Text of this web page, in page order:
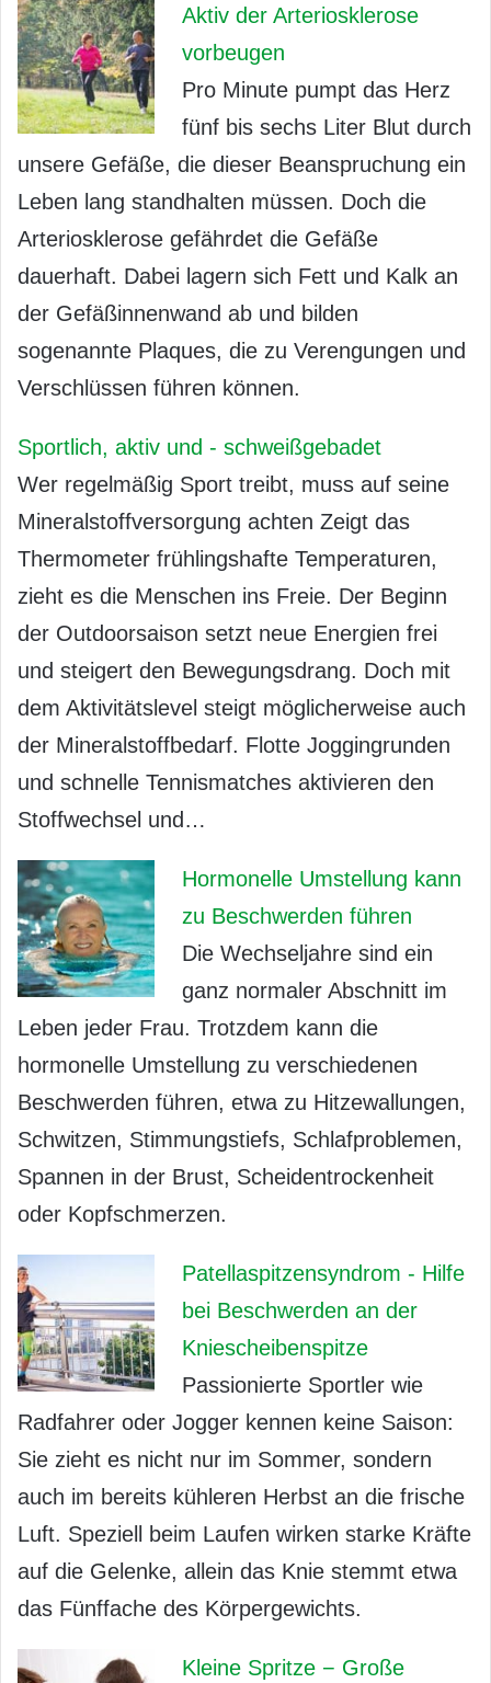
Aktiv der Arteriosklerose
vorbeugen
Pro Minute pumpt das Herz
fünf bis sechs Liter Blut durch
unsere Gefäße, die dieser Beanspruchung ein
Leben lang standhalten müssen. Doch die
Arteriosklerose gefährdet die Gefäße
dauerhaft. Dabei lagern sich Fett und Kalk an
der Gefäßinnenwand ab und bilden
sogenannte Plaques, die zu Verengungen und
Verschlüssen führen können.
Sportlich, aktiv und - schweißgebadet
Wer regelmäßig Sport treibt, muss auf seine
Mineralstoffversorgung achten Zeigt das
Thermometer frühlingshafte Temperaturen,
zieht es die Menschen ins Freie. Der Beginn
der Outdoorsaison setzt neue Energien frei
und steigert den Bewegungsdrang. Doch mit
dem Aktivitätslevel steigt möglicherweise auch
der Mineralstoffbedarf. Flotte Joggingrunden
und schnelle Tennismatches aktivieren den
Stoffwechsel und…
Hormonelle Umstellung kann
zu Beschwerden führen
Die Wechseljahre sind ein
ganz normaler Abschnitt im
Leben jeder Frau. Trotzdem kann die
hormonelle Umstellung zu verschiedenen
Beschwerden führen, etwa zu Hitzewallungen,
Schwitzen, Stimmungstiefs, Schlafproblemen,
Spannen in der Brust, Scheidentrockenheit
oder Kopfschmerzen.
Patellaspitzensyndrom - Hilfe
bei Beschwerden an der
Kniescheibenspitze
Passionierte Sportler wie
Radfahrer oder Jogger kennen keine Saison:
Sie zieht es nicht nur im Sommer, sondern
auch im bereits kühleren Herbst an die frische
Luft. Speziell beim Laufen wirken starke Kräfte
auf die Gelenke, allein das Knie stemmt etwa
das Fünffache des Körpergewichts.
Kleine Spritze − Große